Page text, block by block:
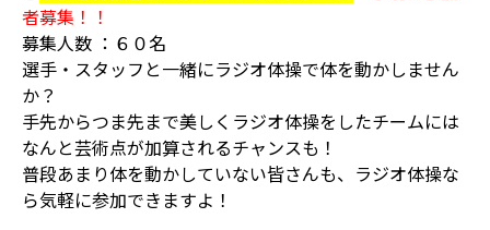
者募集！！
募集人数 ：６０名
選手・スタッフと一緒にラジオ体操で体を動かしません
か？
手先からつま先まで美しくラジオ体操をしたチームには
なんと芸術点が加算されるチャンスも！
普段あまり体を動かしていない皆さんも、ラジオ体操な
ら気軽に参加できますよ！